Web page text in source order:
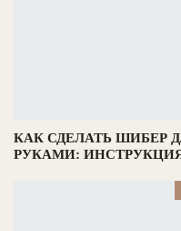
КАК СДЕЛАТЬ ШИБЕР
РУКАМИ: